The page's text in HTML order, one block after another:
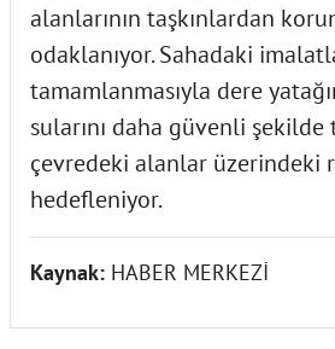
alanlarının taşkınlardan
odaklanıyor. Sahadaki
tamamlanmasıyla dere
sularını daha güvenli şekilde
çevredeki alanlar üzerindeki
hedefleniyor.
Kaynak: HABER MERKEZİ